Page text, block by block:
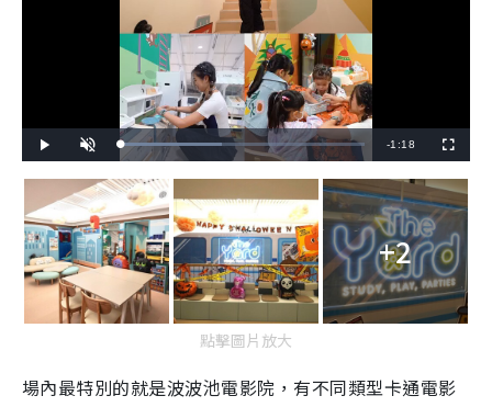
l
y
n
u
e
L
o
d
d
:
4
1
.
5
4
%
R
e
m
a
i
n
-1:18
u
l
c
r
e
e
n
+2
點擊圖片放大
場內最特別的就是波波池電影院，有不同類型卡通電影